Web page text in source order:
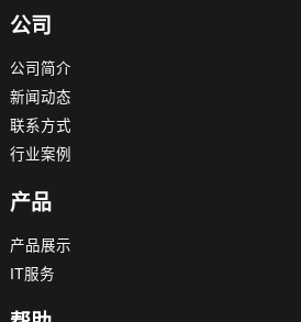
公司
公司简介
新闻动态
联系方式
行业案例
产品
产品展示
IT服务